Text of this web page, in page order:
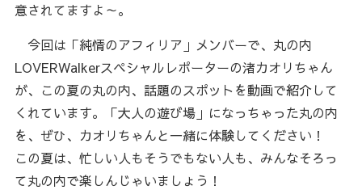
意されてますよ～。
今回は「純情のアフィリア」メンバーで、丸の内
LOVERWalkerスペシャルレポーターの渚カオリちゃん
が、この夏の丸の内、話題のスポットを動画で紹介して
くれています。「大人の遊び場」になっちゃった丸の内
を、ぜひ、カオリちゃんと一緒に体験してください！
この夏は、忙しい人もそうでもない人も、みんなそろっ
て丸の内で楽しんじゃいましょう！